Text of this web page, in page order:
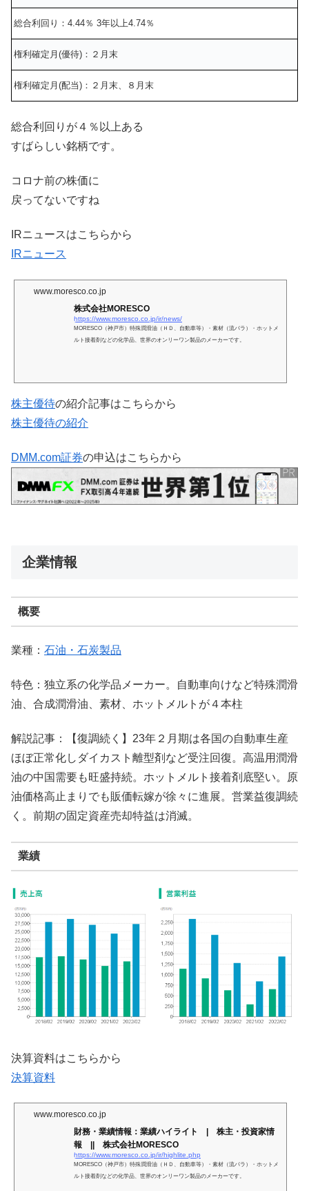
総合利回り：4.44％ 3年以上4.74％
権利確定月(優待)：２月末
権利確定月(配当)：２月末、８月末
総合利回りが４％以上ある
すばらしい銘柄です。
コロナ前の株価に
戻ってないですね
IRニュースはこちらから
IRニュース
www.moresco.co.jp
株式会社MORESCO
https://www.moresco.co.jp/ir/news/
MORESCO（神戸市）特殊潤滑油（ＨＤ、自動車等）・素材（流パラ）・ホットメ
ルト接着剤などの化学品、世界のオンリーワン製品のメーカーです。
株主優待の紹介記事はこちらから
株主優待の紹介
DMM.com証券の申込はこちらから
企業情報
概要
業種： 石油・石炭製品
特色：独立系の化学品メーカー。自動車向けなど特殊潤滑
油、合成潤滑油、素材、ホットメルトが４本柱
解説記事：【復調続く】23年２月期は各国の自動車生産
ほぼ正常化しダイカスト離型剤など受注回復。高温用潤滑
油の中国需要も旺盛持続。ホットメルト接着剤底堅い。原
油価格高止まりでも販価転嫁が徐々に進展。営業益復調続
く。前期の固定資産売却特益は消滅。
業績
決算資料はこちらから
決算資料
www.moresco.co.jp
財務・業績情報：業績ハイライト | 株主・投資家情
報 || 株式会社MORESCO
https://www.moresco.co.jp/ir/highlite.php
MORESCO（神戸市）特殊潤滑油（ＨＤ、自動車等）・素材（流パラ）・ホットメ
ルト接着剤などの化学品、世界のオンリーワン製品のメーカーです。